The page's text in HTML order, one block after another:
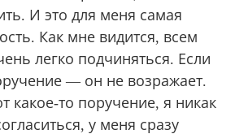
И это для меня самая
Как мне видится, всем
легко подчиняться. Если
— он не возражает.
какое-то поручение, я никак
у меня сразу